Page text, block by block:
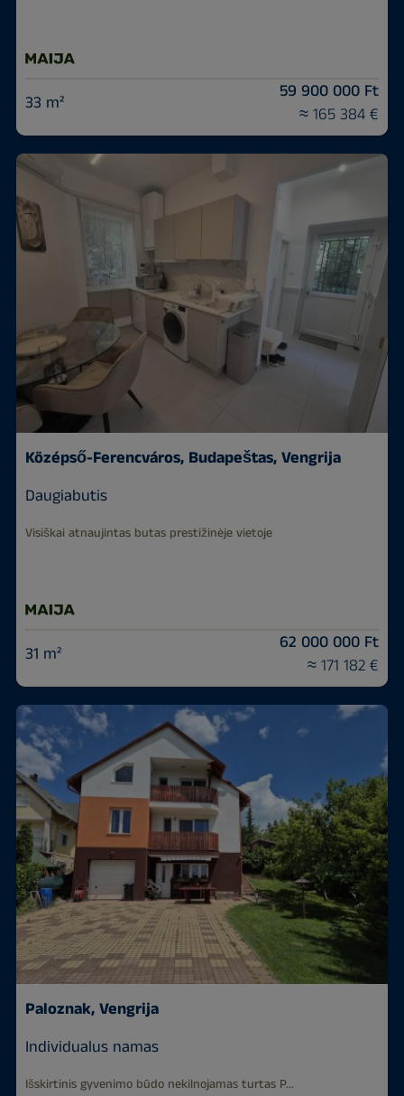
33 m²
59 900 000 Ft
≈ 165 384 €
Középső-Ferencváros, Budapeštas, Vengrija
Daugiabutis
Visiškai atnaujintas butas prestižinėje vietoje
31 m²
62 000 000 Ft
≈ 171 182 €
Paloznak, Vengrija
Individualus namas
Išskirtinis gyvenimo būdo nekilnojamas turtas P...